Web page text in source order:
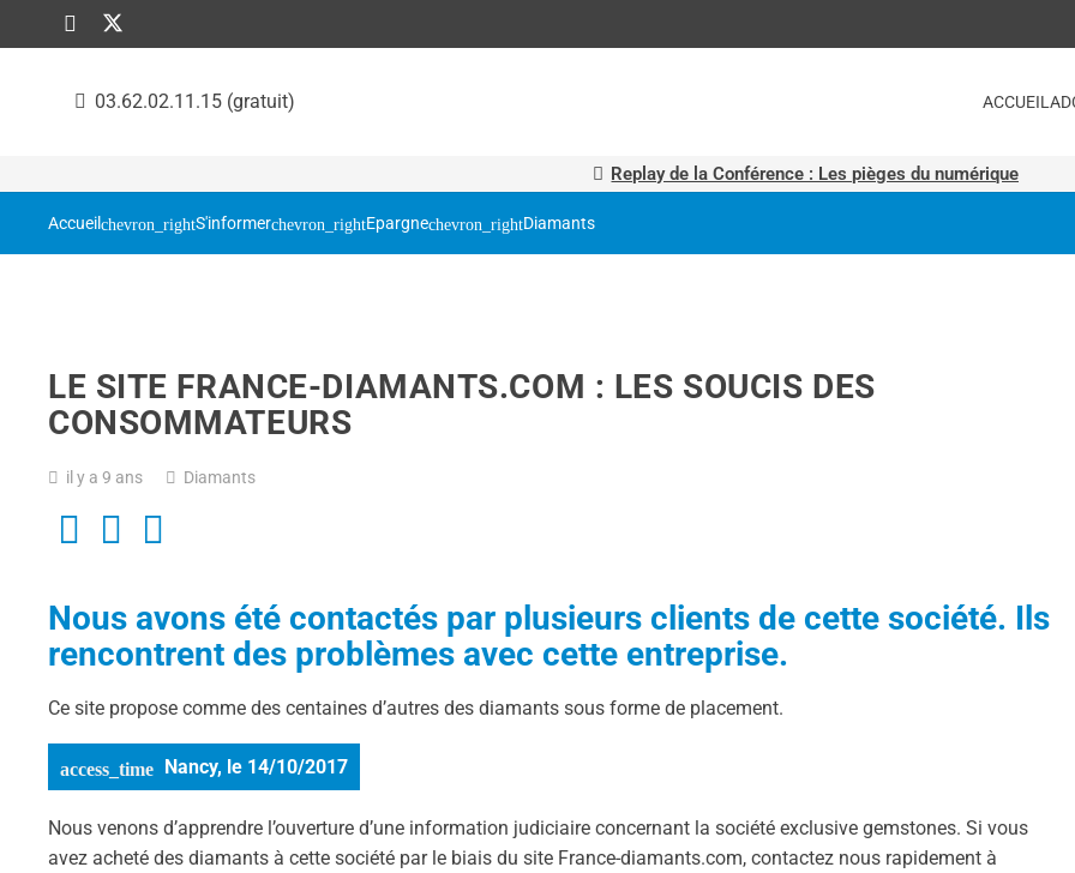
03.62.02.11.15 (gratuit) ACCUEIL
Replay de la Conférence : Les pièges du numérique
Accueil S'informer Epargne Diamants
LE SITE FRANCE-DIAMANTS.COM : LES SOUCIS DES
CONSOMMATEURS
il y a 9 ans Diamants
Nous avons été contactés par plusieurs clients de cette société. Ils
rencontrent des problèmes avec cette entreprise.
Ce site propose comme des centaines d’autres des diamants sous forme de placement.
Nancy, le 14/10/2017
Nous venons d’apprendre l’ouverture d’une information judiciaire concernant la société exclusive gemstones. Si vous
avez acheté des diamants à cette société par le biais du site France-diamants.com, contactez nous rapidement à